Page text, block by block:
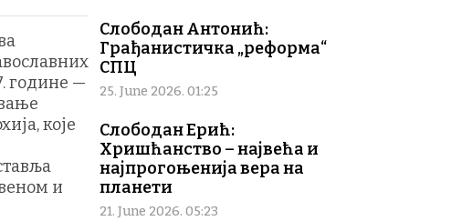
године —
које
и
Слободан Антонић:
Грађанистичка „реформа“
СПЦ
25. June 2026. 01:25
Слободан Ерић:
Хришћанство – највећа и
најпрогоњенија вера на
планети
21. June 2026. 05:23